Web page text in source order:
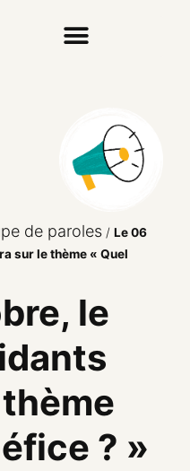
de paroles / Le 06
sur le thème « Quel
le
? »